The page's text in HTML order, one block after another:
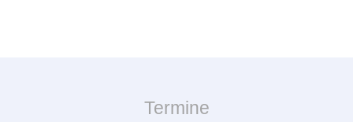
Termine